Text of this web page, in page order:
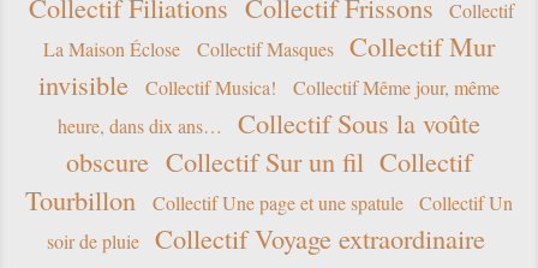
Collectif Filiations Collectif Frissons
Collectif
La Maison Éclose
Collectif Masques
Collectif Mur
invisible
Collectif Musica!
Collectif Même jour, même
heure, dans dix ans…
Collectif Sous la voûte
obscure Collectif Sur un fil Collectif
Tourbillon
Collectif Une page et une spatule
Collectif Un
soir de pluie
Collectif Voyage extraordinaire